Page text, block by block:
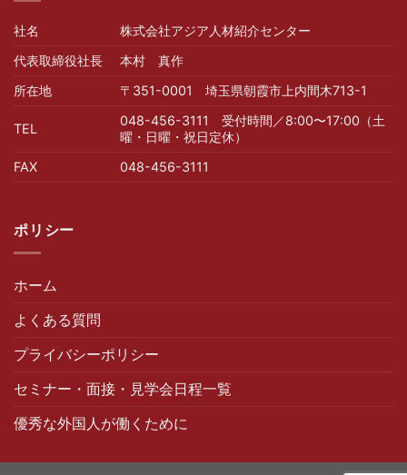
社名
株式会社アジア人材紹介センター
代表取締役社長
本村 真作
所在地
〒351-0001 埼玉県朝霞市上内間木713-1
TEL
048-456-3111 受付時間／8:00〜17:00（土
曜・日曜・祝日定休）
FAX
048-456-3111
ポリシー
ホーム
よくある質問
プライバシーポリシー
セミナー・面接・見学会日程一覧
優秀な外国人が働くために